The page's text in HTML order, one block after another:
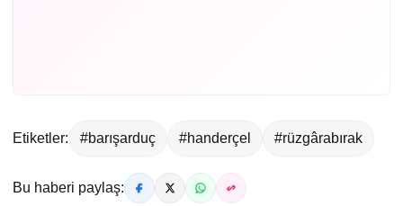
Etiketler: #barışarduç #handerçel #rüzgârabırak
Bu haberi paylaş: